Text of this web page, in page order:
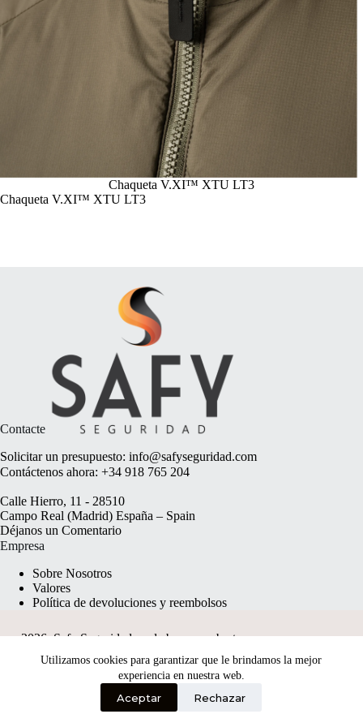
Utilizamos cookies para garantizar que le brindamos la mejor
experiencia en nuestra web.
Aceptar Rechazar
Chaqueta V.XI™ XTU LT3
Chaqueta V.XI™ XTU LT3
Contacte
Solicitar un presupuesto: info@safyseguridad.com
Contáctenos ahora: +34 918 765 204
Calle Hierro, 11 - 28510
Campo Real (Madrid) España – Spain
Déjanos un Comentario
Empresa
Sobre Nosotros
Valores
Política de devoluciones y reembolsos
2026, Safy Seguridad made byanyweb.pt